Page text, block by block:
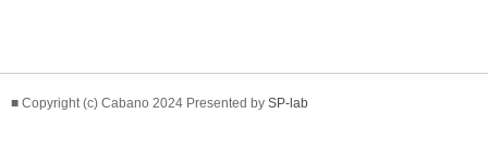
■ Copyright (c) Cabano 2024 Presented by SP-lab